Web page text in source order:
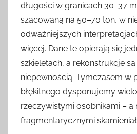
długości w granicach 30–37
szacowaną na 50–70 ton, w
odważniejszych
więcej. Dane te opierają się
szkieletach, a rekonstrukcje
niepewnością. Tymczasem w
błękitnego dysponujemy
rzeczywistymi osobnikami – a
fragmentarycznymi